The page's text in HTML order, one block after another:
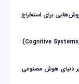
برای استخراج
آشنایی با مفهوم سیستم های شناختی (Cognitive Systems)
بر دنیای هوش مصنوعی